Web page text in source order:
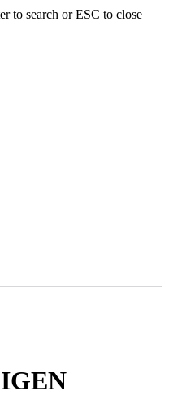
to search or ESC to close